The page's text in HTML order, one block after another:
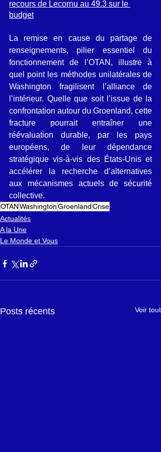
recours de Lecornu au 49.3 sur le
budget
La remise en cause du partage de
renseignements, pilier essentiel du
fonctionnement de l’OTAN, illustre à
quel point les méthodes unilatérales de
Washington fragilisent l’alliance de
l’intérieur. Quelle que soit l’issue de la
confrontation autour du Groenland, cette
fracture pourrait entraîner une
réévaluation durable, par les pays
européens, de leur dépendance
stratégique vis-à-vis des États-Unis et
accélérer la recherche d’alternatives
aux mécanismes actuels de sécurité
collective.
OTANWashingtonGroenlandCrise
Actualités
A la Une
Le Monde et Vous
Posts récents Voir tout